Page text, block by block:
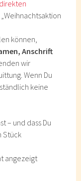
direkten
können,
Anschrift
wir
Wenn Du
keine
– und dass Du
Stück
angezeigt